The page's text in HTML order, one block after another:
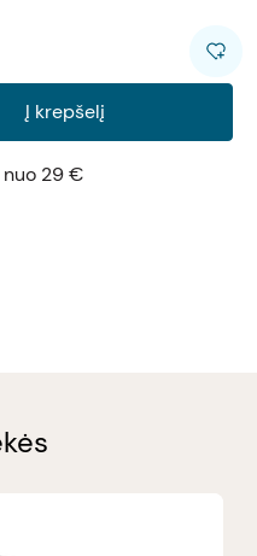
Į krepšelį
29 €